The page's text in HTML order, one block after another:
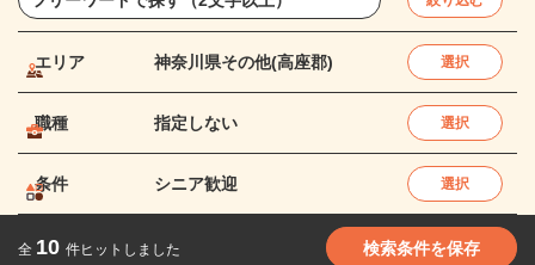
エリア 神奈川県その他(高座郡) 選択
職種 指定しない 選択
条件 シニア歓迎 選択
全 10 件ヒットしました 検索条件を保存